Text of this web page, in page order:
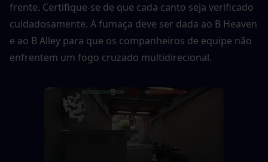
frente. Certifique-se de que cada canto seja verificado
cuidadosamente. A fumaça deve ser dada ao B Heaven
e ao B Alley para que os companheiros de equipe não
enfrentem um fogo cruzado multidirecional.